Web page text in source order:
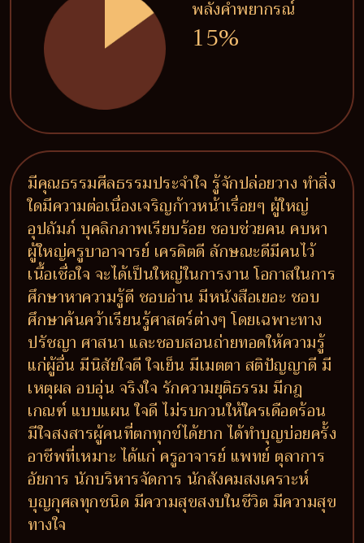
พลังคำพยากรณ์
15%
มีคุณธรรมศีลธรรมประจำใจ รู้จักปล่อยวาง ทำสิ่ง
ใดมีความต่อเนื่องเจริญก้าวหน้าเรื่อยๆ ผู้ใหญ่
อุปถัมภ์ บุคลิกภาพเรียบร้อย ชอบช่วยคน คบหา
ผู้ใหญ่ครูบาอาจารย์ เครดิตดี ลักษณะดีมีคนไว้
เนื้อเชื่อใจ จะได้เป็นใหญ่ในการงาน โอกาสในการ
ศึกษาหาความรู้ดี ชอบอ่าน มีหนังสือเยอะ ชอบ
ศึกษาค้นคว้าเรียนรู้ศาสตร์ต่างๆ โดยเฉพาะทาง
ปรัชญา ศาสนา และชอบสอนถ่ายทอดให้ความรู้
แก่ผู้อื่น มีนิสัยใจดี ใจเย็น มีเมตตา สติปัญญาดี มี
เหตุผล อบอุ่น จริงใจ รักความยุติธรรม มีกฎ
เกณฑ์ แบบแผน ใจดี ไม่รบกวนให้ใครเดือดร้อน
มีใจสงสารผู้คนที่ตกทุกข์ได้ยาก ได้ทำบุญบ่อยครั้ง
อาชีพที่เหมาะ ได้แก่ ครูอาจารย์ แพทย์ ตุลาการ
อัยการ นักบริหารจัดการ นักสังคมสงเคราะห์
บุญกุศลทุกชนิด มีความสุขสงบในชีวิต มีความสุข
ทางใจ